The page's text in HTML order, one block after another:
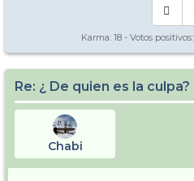
Karma: 18 - Votos positivos:
Re: ¿ De quien es la culpa?
Chabi